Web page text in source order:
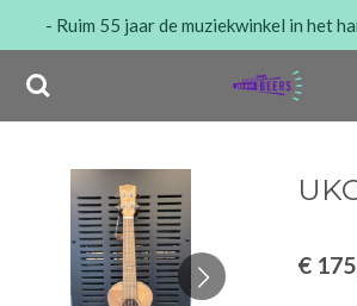
naar
de
- Ruim 55 jaar de muziekwinkel in het
€